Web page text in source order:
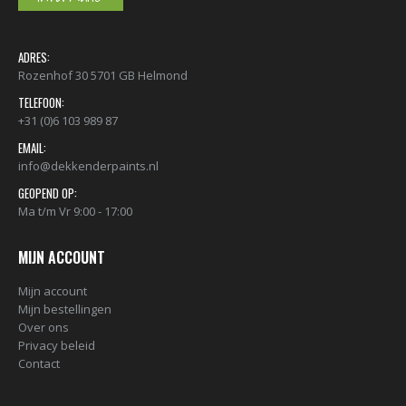
ADRES:
Rozenhof 30 5701 GB Helmond
TELEFOON:
+31 (0)6 103 989 87
EMAIL:
info@dekkenderpaints.nl
GEOPEND OP:
Ma t/m Vr 9:00 - 17:00
MIJN ACCOUNT
Mijn account
Mijn bestellingen
Over ons
Privacy beleid
Contact